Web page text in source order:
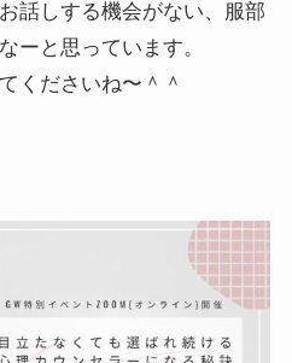
話しする機会がない、服部
ーと思っています。
くださいね〜＾＾